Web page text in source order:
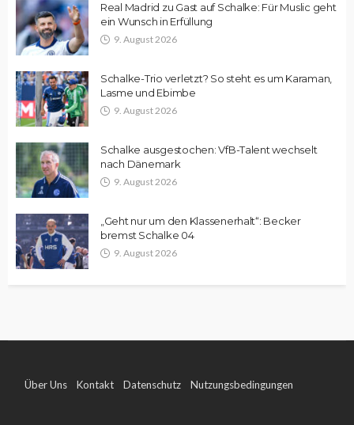
Real Madrid zu Gast auf Schalke: Für Muslic geht
ein Wunsch in Erfüllung
9. August 2026
Schalke-Trio verletzt? So steht es um Karaman,
Lasme und Ebimbe
9. August 2026
Schalke ausgestochen: VfB-Talent wechselt
nach Dänemark
9. August 2026
„Geht nur um den Klassenerhalt“: Becker
bremst Schalke 04
9. August 2026
Über Uns Kontakt Datenschutz Nutzungsbedingungen